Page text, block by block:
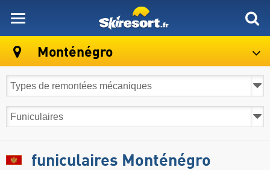
Monténégro
funiculaires Monténégro